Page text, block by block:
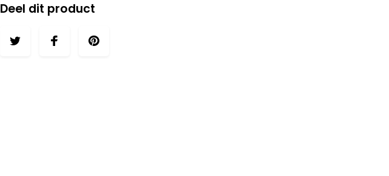
Deel dit product